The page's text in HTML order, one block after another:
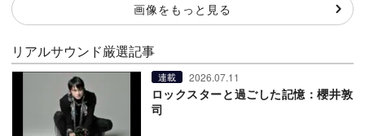
画像をもっと見る
リアルサウンド厳選記事
連載 2026.07.11
ロックスターと過ごした記憶：櫻井敦
司